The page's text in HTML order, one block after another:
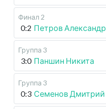
Финал 2
0:2 Петров Александр
Группа 3
3:0 Паншин Никита
Группа 3
0:3 Семенов Дмитрий